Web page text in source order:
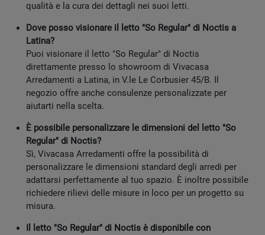
qualità e la cura dei dettagli nei suoi letti.
Dove posso visionare il letto "So Regular" di Noctis a
Latina?
Puoi visionare il letto "So Regular" di Noctis
direttamente presso lo showroom di Vivacasa
Arredamenti a Latina, in V.le Le Corbusier 45/B. Il
negozio offre anche consulenze personalizzate per
aiutarti nella scelta.
È possibile personalizzare le dimensioni del letto "So
Regular" di Noctis?
Sì, Vivacasa Arredamenti offre la possibilità di
personalizzare le dimensioni standard degli arredi per
adattarsi perfettamente al tuo spazio. È inoltre possibile
richiedere rilievi delle misure in loco per un progetto su
misura.
Il letto "So Regular" di Noctis è disponibile con